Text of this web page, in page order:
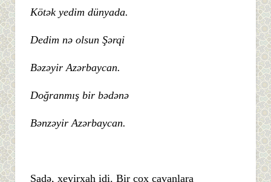
Kötək yedim dünyada.
Dedim nə olsun Şərqi
Bəzəyir Azərbaycan.
Doğranmış bir bədənə
Bənzəyir Azərbaycan.
Sadə, xeyirxah idi. Bir çox cavanlara